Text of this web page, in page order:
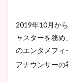
2019年10月か
ャスターを務
のエンタメフィ
アナウンサーの